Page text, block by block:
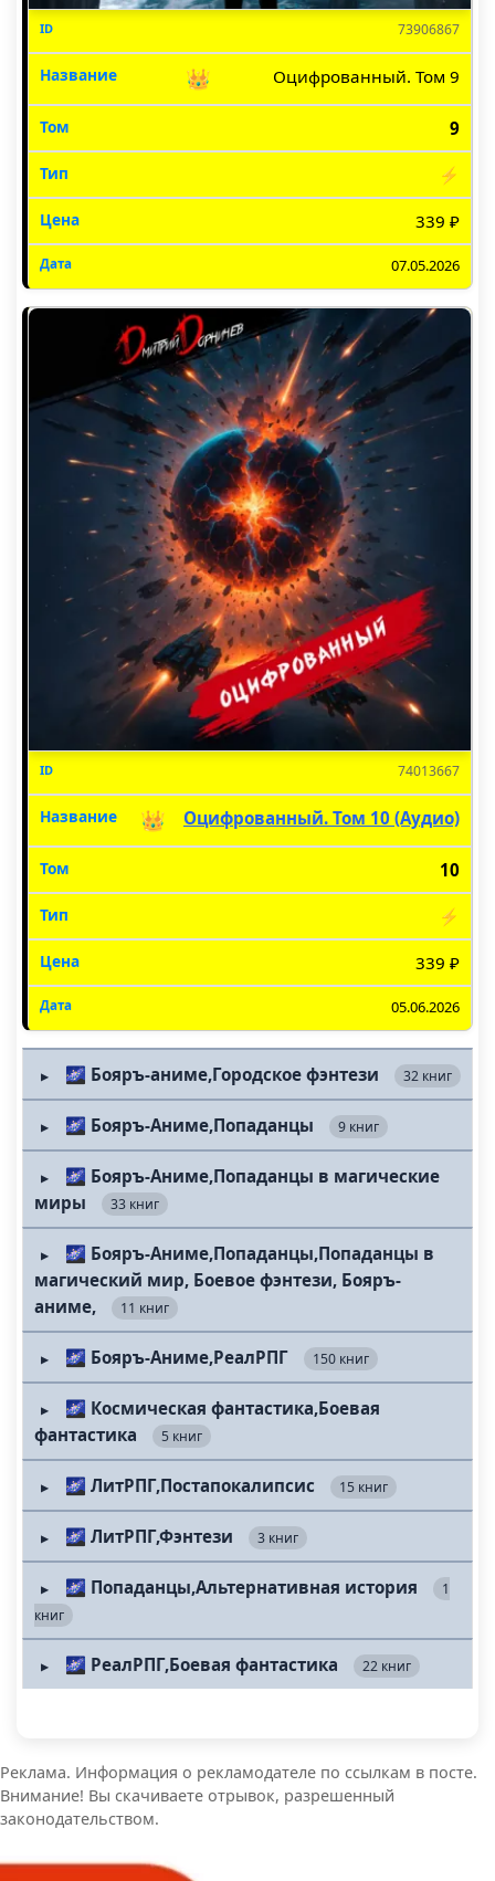
73906867
👑 Оцифрованный. Том 9
9
⚡
339 ₽
07.05.2026
74013667
👑 Оцифрованный. Том 10 (Аудио)
10
⚡
339 ₽
05.06.2026
▶ 🌌 Бояръ-аниме,Городское фэнтези 32 книг
▶ 🌌 Бояръ-Аниме,Попаданцы 9 книг
▶
🌌 Бояръ-Аниме,Попаданцы в магические
миры
33 книг
▶
🌌 Бояръ-Аниме,Попаданцы,Попаданцы в
магический мир, Боевое фэнтези, Бояръ-
аниме,
11 книг
▶ 🌌 Бояръ-Аниме,РеалРПГ 150 книг
▶
🌌 Космическая фантастика,Боевая
фантастика
5 книг
▶ 🌌 ЛитРПГ,Постапокалипсис 15 книг
▶ 🌌 ЛитРПГ,Фэнтези 3 книг
▶ 🌌 Попаданцы,Альтернативная история
1
книг
▶ 🌌 РеалРПГ,Боевая фантастика 22 книг
Реклама. Информация о рекламодателе по ссылкам в посте.
Внимание! Вы скачиваете отрывок, разрешенный
законодательством.